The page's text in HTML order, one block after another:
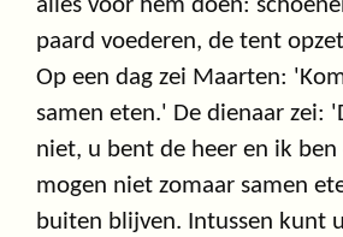
alles voor hem doen:
paard voederen, de tent
Op een dag zei Maarten:
samen eten.' De dienaar zei:
niet, u bent de heer en ik ben
mogen niet zomaar samen
buiten blijven. Intussen kunt